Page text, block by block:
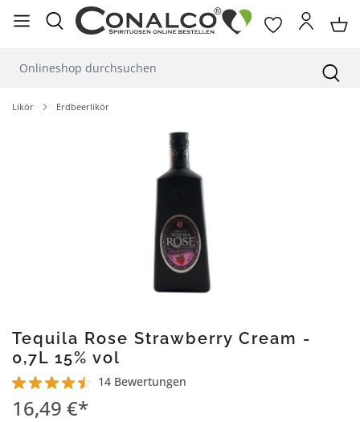
springen
Likör Erdbeerlikör
Tequila Rose Strawberry Cream -
0,7L 15% vol
Durchschnittliche Bewertung von 4.5 von 5 Sternen
14 Bewertungen
16,49 €*